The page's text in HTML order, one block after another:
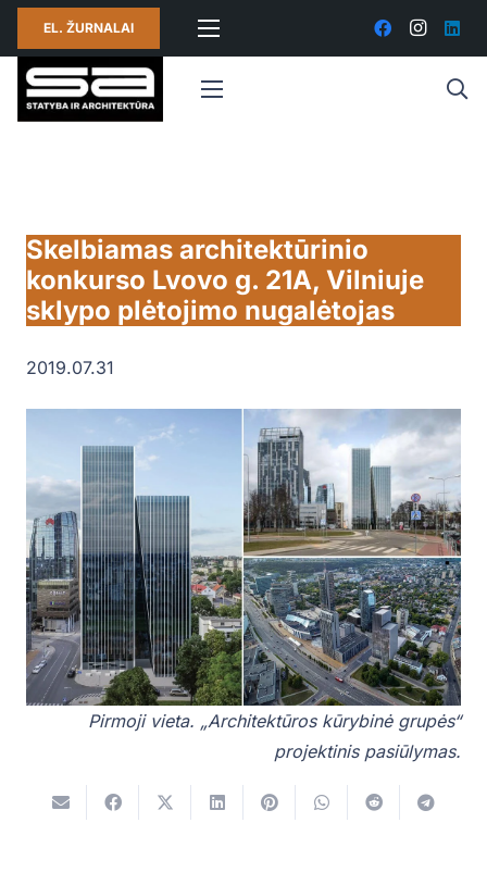
EL. ŽURNALAI
Skelbiamas architektūrinio
konkurso Lvovo g. 21A, Vilniuje
sklypo plėtojimo nugalėtojas
2019.07.31
Pirmoji vieta. „Architektūros kūrybinė grupės“
projektinis pasiūlymas.